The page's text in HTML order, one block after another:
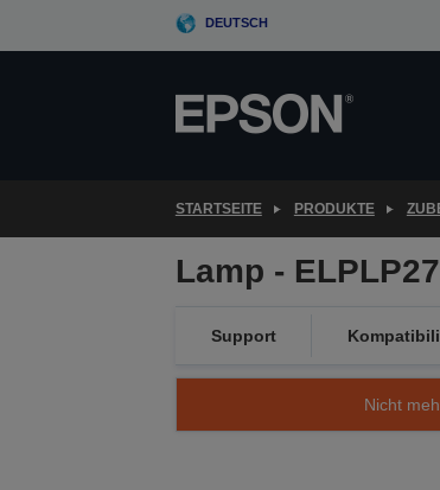
DEUTSCH
STARTSEITE PRODUKTE
Lamp -
Support
Nicht